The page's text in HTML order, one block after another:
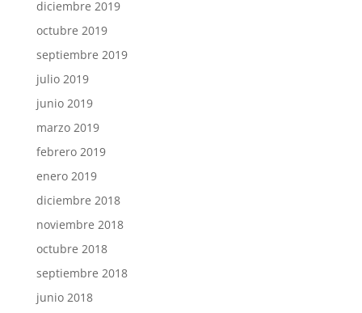
diciembre 2019
octubre 2019
septiembre 2019
julio 2019
junio 2019
marzo 2019
febrero 2019
enero 2019
diciembre 2018
noviembre 2018
octubre 2018
septiembre 2018
junio 2018